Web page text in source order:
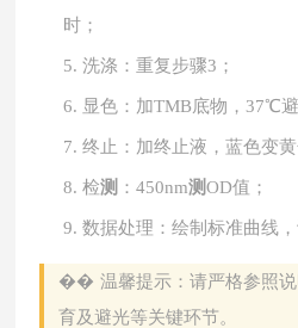
时；
5.洗涤：重复步骤3；
6. 显色：加TMB底物，37℃
7.终止：加终止液，蓝色变黄
8.检测 ：450nm测OD值；
9.数据处理：绘制标准曲线，
�� 温馨提示：请严格参照
育及避光等关键环节。